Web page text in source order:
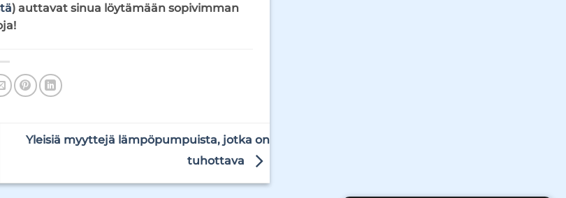
) auttavat sinua löytämään sopivimman
Yleisiä myyttejä lämpöpumpuista, jotka on
tuhottava